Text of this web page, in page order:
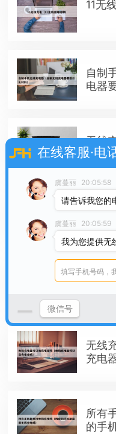
11无
自制
电器
无线
不慢
无线
充电慢
鼠标
无线
充电
所有
的手
在线客服·电
虞蔓丽 20:05:58
请告诉我您的
虞蔓丽 20:05:59
我为您提供无
微信号